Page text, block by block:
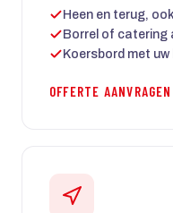
Heen en terug,
Borrel of catering
Koersbord met
OFFERTE AANVRAGEN